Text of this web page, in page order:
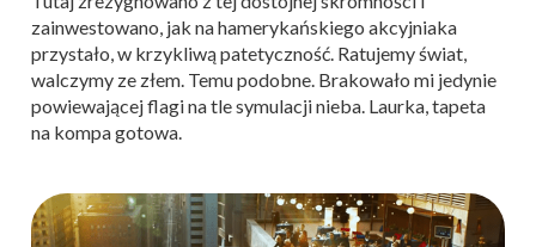
zainwestowano, jak na hamerykańskiego akcyjniaka
przystało, w krzykliwą patetyczność. Ratujemy świat,
walczymy ze złem. Temu podobne. Brakowało mi jedynie
powiewającej flagi na tle symulacji nieba. Laurka, tapeta
na kompa gotowa.